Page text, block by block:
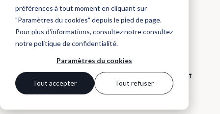
préférences à tout moment en cliquant sur
"Paramètres du cookies" depuis le pied de page.
Pour plus d'informations, consultez notreconsultez
notre politique de confidentialité.
Paramètres du cookies
Tout accepter Tout refuser
Recueil opérationnel centralisant les meilleures
méthodes, arguments et outils d'aide à la vente
commune pour harmoniser le discours des
commerciaux, faciliter l'intégration des recrues et
augmenter la performance globale des ventes.